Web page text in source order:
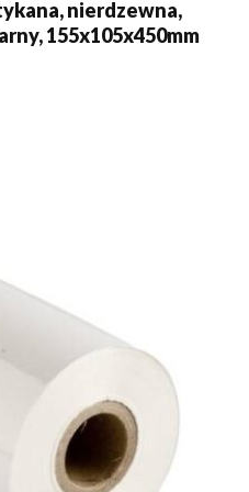
nierdzewna,
155x105x450mm